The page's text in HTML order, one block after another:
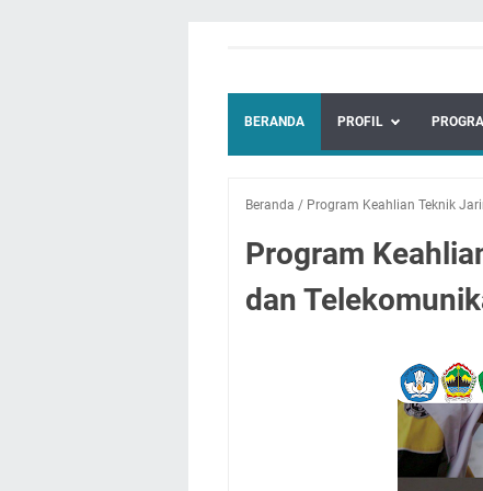
BERANDA PROFIL
Beranda / Program Keahlian Teknik
Program
dan